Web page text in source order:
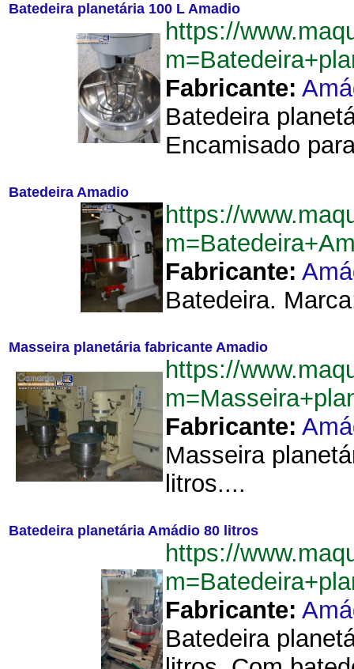
Batedeira planetária 100 L Amadio
https://
Fabricante:
Batedeira
Encamisado
Batedeira Amadio
https://
Fabricante:
Batedeira.
Masseira planetária fabricante Amadio
https://
Fabricante:
Masseira
litros....
Batedeira planetária Amádio 80 litros
https://
Fabricante:
Batedeira